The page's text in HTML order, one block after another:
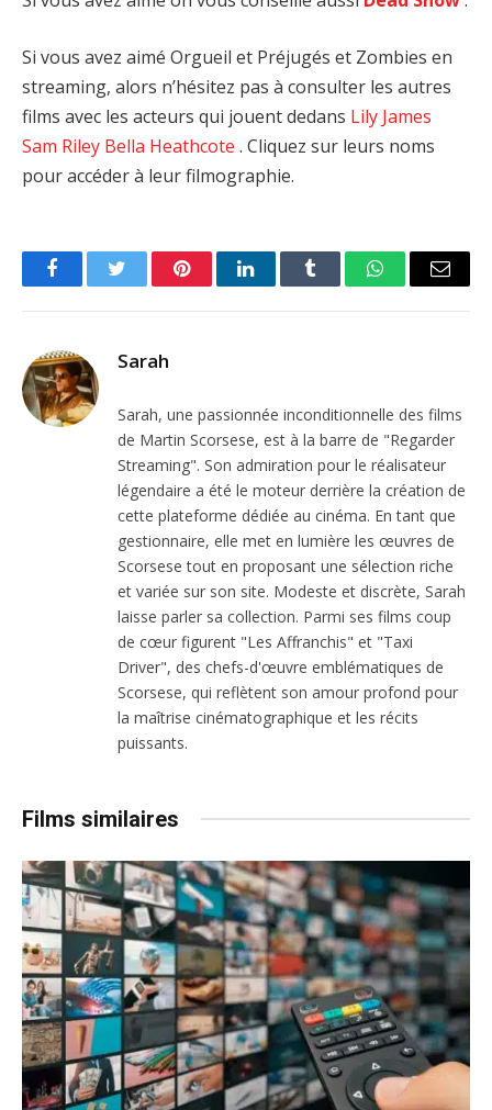
Si vous avez aimé Orgueil et Préjugés et Zombies en
streaming, alors n’hésitez pas à consulter les autres
films avec les acteurs qui jouent dedans Lily James
Sam Riley Bella Heathcote . Cliquez sur leurs noms
pour accéder à leur filmographie.
FacebookTwitter PinterestLinkedInTumblr WhatsAppEmail
Sarah
Sarah, une passionnée inconditionnelle des films
de Martin Scorsese, est à la barre de "Regarder
Streaming". Son admiration pour le réalisateur
légendaire a été le moteur derrière la création de
cette plateforme dédiée au cinéma. En tant que
gestionnaire, elle met en lumière les œuvres de
Scorsese tout en proposant une sélection riche
et variée sur son site. Modeste et discrète, Sarah
laisse parler sa collection. Parmi ses films coup
de cœur figurent "Les Affranchis" et "Taxi
Driver", des chefs-d'œuvre emblématiques de
Scorsese, qui reflètent son amour profond pour
la maîtrise cinématographique et les récits
puissants.
Films similaires